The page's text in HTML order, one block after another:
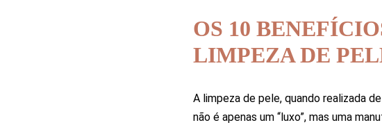
OS 10
LIMPEZA DE
A limpeza de pele, quando realizada
não é apenas um “luxo”, mas uma